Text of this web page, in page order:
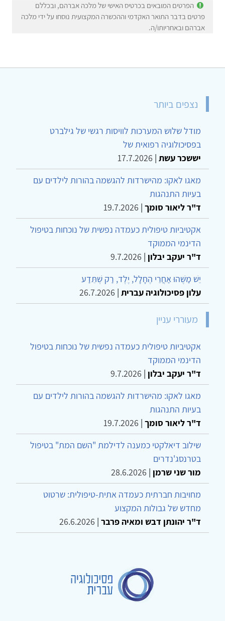
הפרטים המובאים בכרטיס האישי של מלכה אברהם, ובכללם
פרטים בדבר התואר האקדמי וההכשרה המקצועית נוסחו על ידי מלכה
אברהם ובאחריותו/ה.
נצפים ביותר
מודל שלוש המערכות לוויסות רגשי של גילברט
בפסיכולוגיה רפואית של
יששכר עשת |
17.7.2026
מאגו לאקו: מהישרדות להגשמה בהורות לילדים עם
בעיות התנהגות
ד"ר ליאור סומך |
19.7.2026
אקטיביות טיפולית כעמדה נפשית של נוכחות בטיפול
הדינמי הממוקד
ד"ר יעקב יבלון |
9.7.2026
יֵשׁ מַשֶּׁהוּ אַחֲרֵי הֶחָלָל, יֶלֶד, רַק שֶׁתֵּדַע
עלון פסיכולוגיה עברית |
26.7.2026
מעוררי עניין
אקטיביות טיפולית כעמדה נפשית של נוכחות בטיפול
הדינמי הממוקד
ד"ר יעקב יבלון |
9.7.2026
מאגו לאקו: מהישרדות להגשמה בהורות לילדים עם
בעיות התנהגות
ד"ר ליאור סומך |
19.7.2026
שילוב דיאלקטי כמענה לדילמת "השם המת" בטיפול
בטרנסג'נדרים
מור שני שרמן |
28.6.2026
מחויבות חברתית כעמדה אתית-טיפולית: שרטוט
מחדש של גבולות המקצוע
ד"ר יהונתן דבש ומאיה פרבר |
26.6.2026